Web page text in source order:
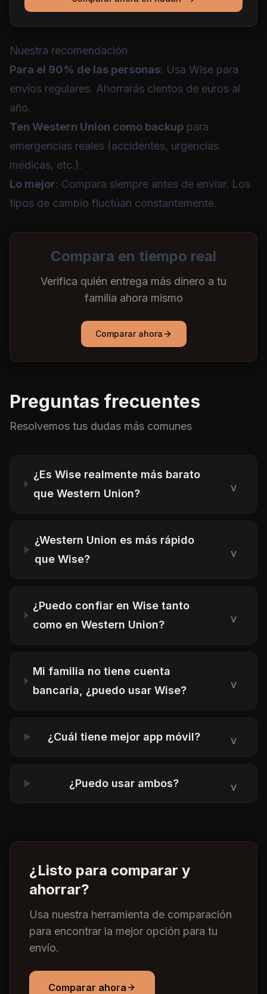
Nuestra recomendación
Para el 90% de las personas: Usa Wise para
envíos regulares. Ahorrarás cientos de euros al
año.
Ten Western Union como backup para
emergencias reales (accidentes, urgencias
médicas, etc.).
Lo mejor: Compara siempre antes de enviar. Los
tipos de cambio fluctúan constantemente.
Compara en tiempo real
Verifica quién entrega más dinero a tu
familia ahora mismo
Comparar ahora
Preguntas frecuentes
Resolvemos tus dudas más comunes
¿Es Wise realmente más barato
que Western Union?
v
¿Western Union es más rápido
que Wise?
v
¿Puedo confiar en Wise tanto
como en Western Union?
v
Mi familia no tiene cuenta
bancaria, ¿puedo usar Wise?
v
¿Cuál tiene mejor app móvil? v
¿Puedo usar ambos? v
¿Listo para comparar y
ahorrar?
Usa nuestra herramienta de comparación
para encontrar la mejor opción para tu
envío.
Comparar ahora